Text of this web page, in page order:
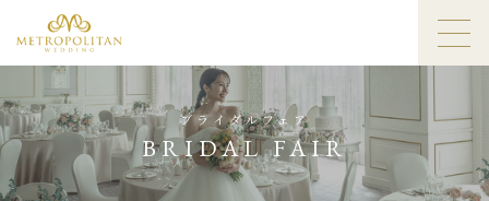
ブライダルフェア
BRIDAL FAIR